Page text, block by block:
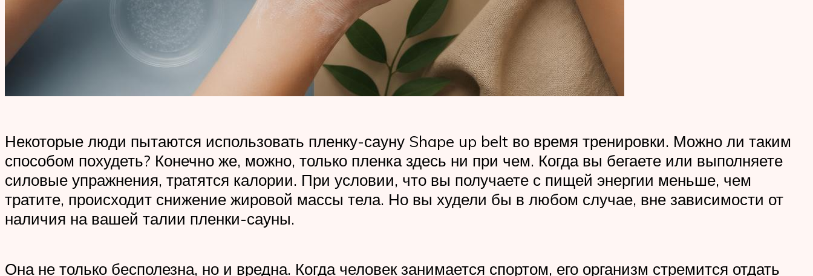
Некоторые люди пытаются использовать пленку-сауну Shape up belt во время тренировки. Можно ли таким
способом похудеть? Конечно же, можно, только пленка здесь ни при чем. Когда вы бегаете или выполняете
силовые упражнения, тратятся калории. При условии, что вы получаете с пищей энергии меньше, чем
тратите, происходит снижение жировой массы тела. Но вы худели бы в любом случае, вне зависимости от
наличия на вашей талии пленки-сауны.
Она не только бесполезна, но и вредна. Когда человек занимается спортом, его организм стремится отдать